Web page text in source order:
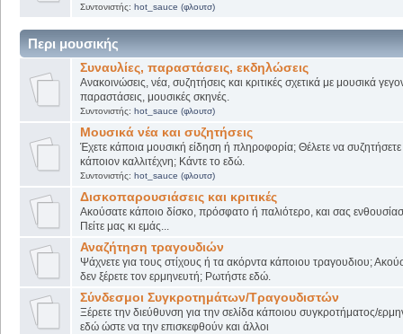
Συντονιστής: hot_sauce (φλουτσ)
Περι μουσικής
Συναυλίες, παραστάσεις, εκδηλώσεις
Ανακοινώσεις, νέα, συζητήσεις και κριτικές σχετικά με μουσικά
παραστάσεις, μουσικές σκηνές.
Συντονιστής: hot_sauce (φλουτσ)
Μουσικά νέα και συζητήσεις
Έχετε κάποια μουσική είδηση ή πληροφορία; Θέλετε να
κάποιον καλλιτέχνη; Κάντε το εδώ.
Συντονιστής: hot_sauce (φλουτσ)
Δισκοπαρουσιάσεις και κριτικές
Ακούσατε κάποιο δίσκο, πρόσφατο ή παλιότερο, και σας
Πείτε μας κι εμάς...
Αναζήτηση τραγουδιών
Ψάχνετε για τους στίχους ή τα ακόρντα κάποιου τραγουδιου;
δεν ξέρετε τον ερμηνευτή; Ρωτήστε εδώ.
Σύνδεσμοι Συγκροτημάτων/Τραγουδιστών
Ξέρετε την διεύθυνση για την σελίδα κάποιου συγκροτήματος/
εδώ ώστε να την επισκεφθούν και άλλοι